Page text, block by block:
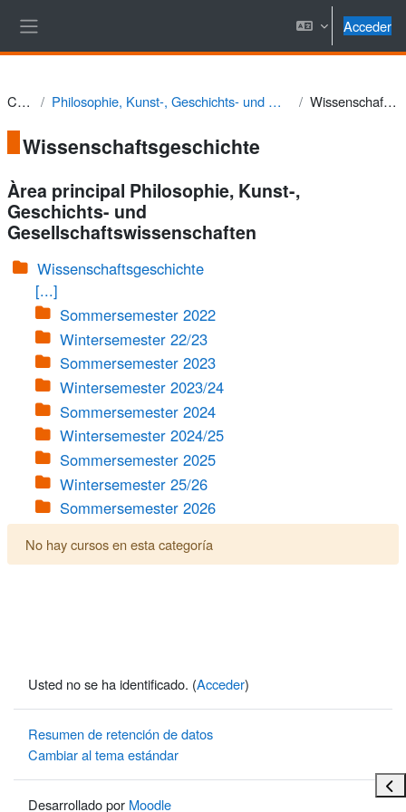
Acceder
Cursos Philosophie, Kunst-, Geschichts- und Gesellschaftswissenschaften Wissenschaftsgeschichte
Wissenschaftsgeschichte
Àrea principal Philosophie, Kunst-,
Geschichts- und
Gesellschaftswissenschaften
Wissenschaftsgeschichte
[...]
Sommersemester 2022
Wintersemester 22/23
Sommersemester 2023
Wintersemester 2023/24
Sommersemester 2024
Wintersemester 2024/25
Sommersemester 2025
Wintersemester 25/26
Sommersemester 2026
No hay cursos en esta categoría
Usted no se ha identificado. (Acceder)
Resumen de retención de datos
Cambiar al tema estándar
Desarrollado por Moodle